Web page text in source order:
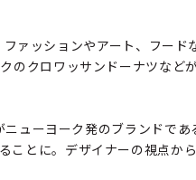
ァッションやアート、フー
のクロワッサンドーナツな
ューヨーク発のブランドで
ことに。デザイナーの視点